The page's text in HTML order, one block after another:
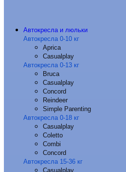
Автокресла и люльки
Автокресла 0-10 кг
Aprica
Casualplay
Автокресла 0-13 кг
Bruca
Casualplay
Concord
Reindeer
Simple Parenting
Автокресла 0-18 кг
Casualplay
Coletto
Combi
Concord
Автокресла 15-36 кг
Casualplay